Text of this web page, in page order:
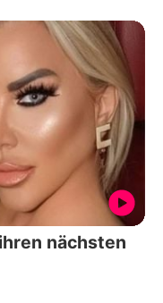
nächsten